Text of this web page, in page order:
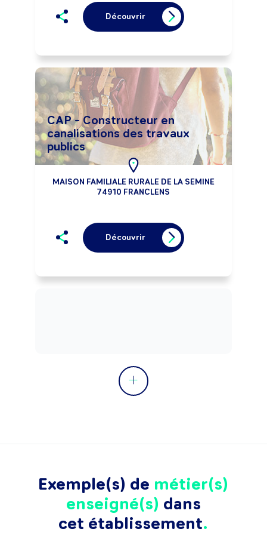
Découvrir
CAP - Constructeur en
canalisations des travaux
publics
MAISON FAMILIALE RURALE DE LA SEMINE
74910 FRANCLENS
Découvrir
Exemple(s) de métier(s)
enseigné(s) dans
cet établissement